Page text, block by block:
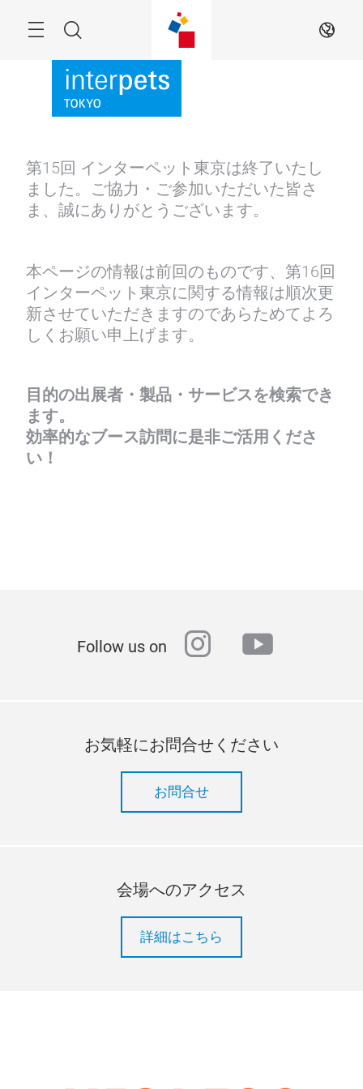
Search JA
第15回 インターペット東京は終了いたし
ました。ご協力・ご参加いただいた皆さ
ま、誠にありがとうございます。
本ページの情報は前回のものです、第16回
インターペット東京に関する情報は順次更
新させていただきますのであらためてよろ
しくお願い申上げます。
目的の出展者・製品・サービスを検索でき
ます。
効率的なブース訪問に是非ご活用くださ
い！
Follow us on instagram
youtube
お気軽にお問合せください
お問合せ
会場へのアクセス
詳細はこちら